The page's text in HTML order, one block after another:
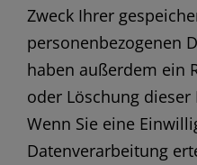
Zweck Ihrer
personenbezogenen
haben außerdem ein
oder Löschung dieser
Wenn Sie eine
Datenverarbeitung